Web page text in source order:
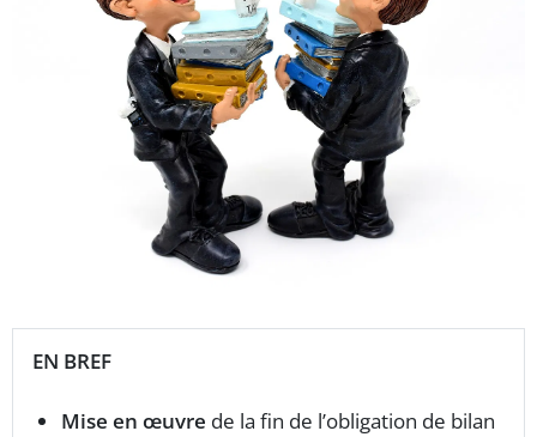
EN BREF
Mise en œuvre de la fin de l’obligation de bilan